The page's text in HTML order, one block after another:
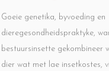
Goeie genetika, byvoeding en
dieregesondheidspraktyke,
bestuursinsette gekombineer
dier wat met lae insetkostes,